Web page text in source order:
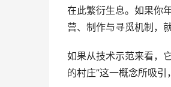
在此繁衍生息。如果你
营、制作与寻觅机制，
如果从技术示范来看，
的村庄”这一概念所吸引